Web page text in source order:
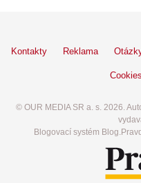
Kontakty Reklama
Cookies
© OUR MEDIA SR a. s. 2026.
Blogovací systém